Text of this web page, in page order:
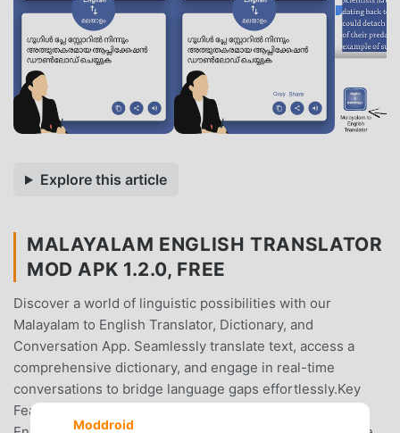
Explore this article
MALAYALAM ENGLISH TRANSLATOR
MOD APK 1.2.0, FREE
Discover a world of linguistic possibilities with our
Malayalam to English Translator, Dictionary, and
Conversation App. Seamlessly translate text, access a
comprehensive dictionary, and engage in real-time
conversations to bridge language gaps effortlessly.Key
Features:Translation Expert: Translate Malayalam text to
Moddroid